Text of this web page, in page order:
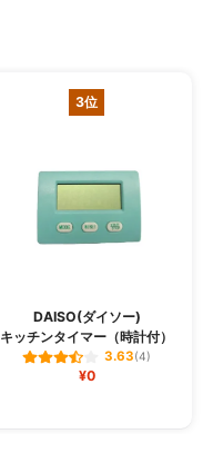
3位
DAISO(ダイソー)
キッチンタイマー（時計付）
3.63(4)
¥0